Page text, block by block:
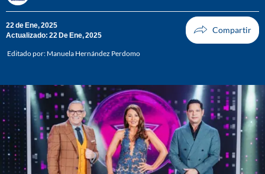
22 de Ene, 2025
Actualizado: 22 De Ene, 2025
Editado por: Manuela Hernández Perdomo